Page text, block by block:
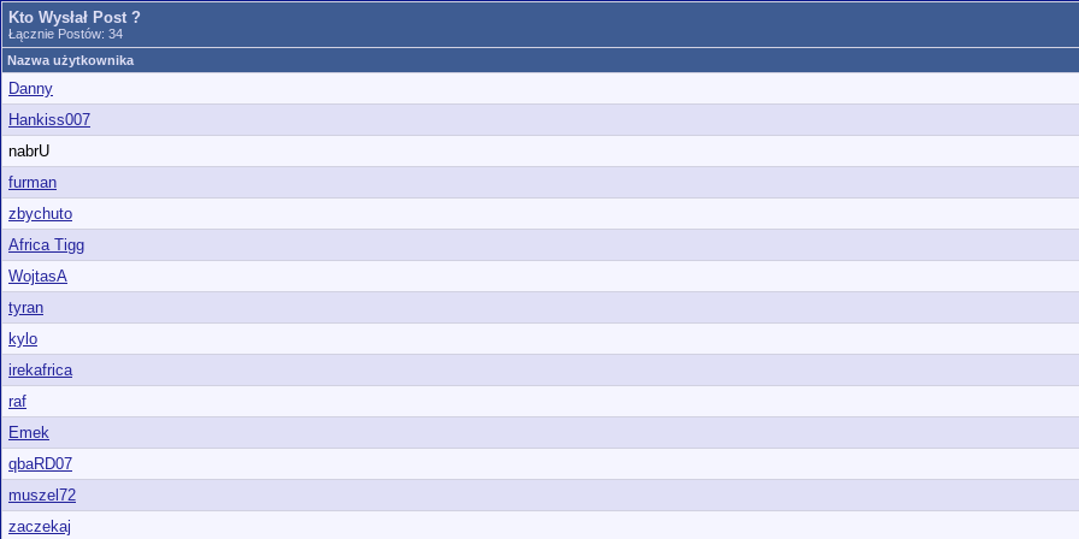
Kto Wysłał Post ?
Łącznie Postów: 34
Nazwa użytkownika
Danny
Hankiss007
nabrU
furman
zbychuto
Africa Tigg
WojtasA
tyran
kylo
irekafrica
raf
Emek
qbaRD07
muszel72
zaczekaj